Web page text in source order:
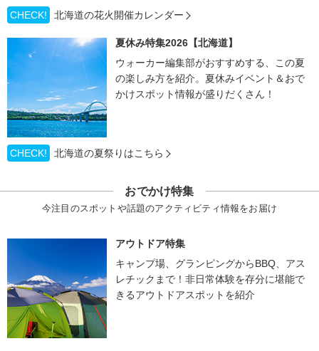
CHECK!
北海道の花火開催カレンダー
夏休み特集2026【北海道】
ウォーカー編集部がおすすめする、この夏
の楽しみ方を紹介。夏休みイベント＆おで
かけスポット情報が盛りだくさん！
CHECK! 北海道の夏祭りはこちら
おでかけ特集
今注目のスポットや話題のアクティビティ情報をお届け
アウトドア特集
キャンプ場、グランピングからBBQ、アス
レチックまで！非日常体験を存分に堪能で
きるアウトドアスポットを紹介